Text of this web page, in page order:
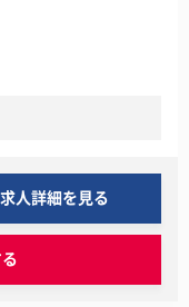
求人詳細を見る